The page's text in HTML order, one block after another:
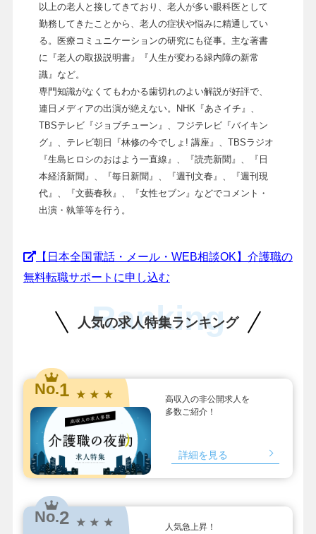
以上の老人と接してきており、老人が多い眼科医として
勤務してきたことから、老人の症状や悩みに精通してい
る。医療コミュニケーションの研究にも従事。主な著書
に『老人の取扱説明書』『人生が変わる緑内障の新常
識』など。
専門知識がなくてもわかる歯切れのよい解説が好評で、
連日メディアの出演が絶えない。NHK『あさイチ』、
TBSテレビ『ジョブチューン』、フジテレビ『バイキン
グ』、テレビ朝日『林修の今でしょ! 講座』、TBSラジオ
『生島ヒロシのおはよう一直線』、『読売新聞』、『日
本経済新聞』、『毎日新聞』、『週刊文春』、『週刊現
代』、『文藝春秋』、『女性セブン』などでコメント・
出演・執筆等を行う。
【日本全国電話・メール・WEB相談OK】介護職の
無料転職サポートに申し込む
人気の求人特集ランキング
Ranking
No.1 ★ ★ ★
高収入の非公開求人を
多数ご紹介！
詳細を見る
No.2 ★ ★ ★
人気急上昇！